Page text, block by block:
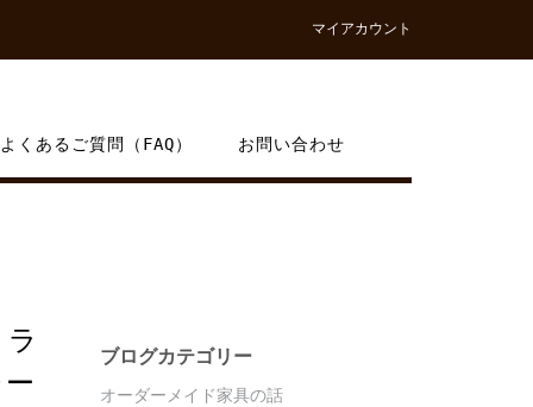
マイアカウント
よくあるご質問（FAQ） お問い合わせ
ブログカテゴリー
オーダーメイド家具の話